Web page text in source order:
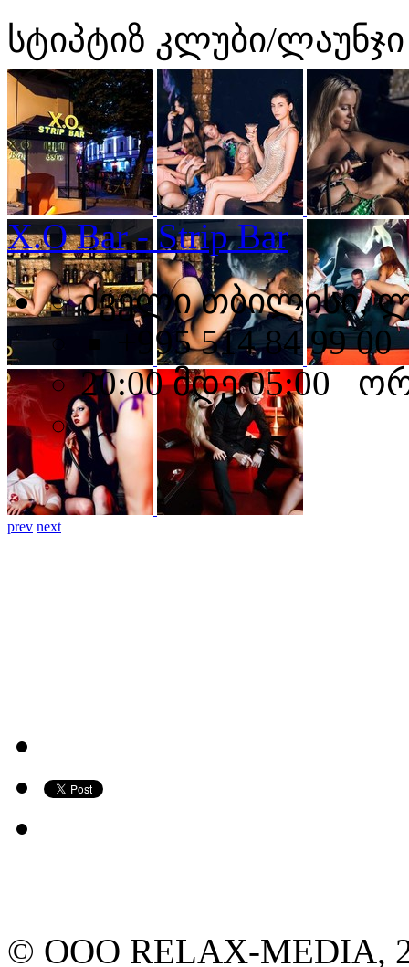
სტიპტიზ კლუბი/ლაუნჯი
prev next
X.O Bar - Strip Bar
ძველი თბილისი,
+995 514 84 99 00
20:00 მდე 05:00
© ООО RELAX-MEDIA,